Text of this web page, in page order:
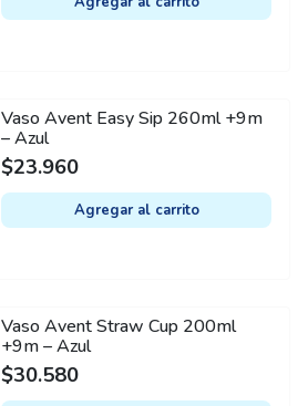
Vaso Avent Easy Sip 260ml +9m
– Azul
$23.960
Agregar al carrito
Vaso Avent Straw Cup 200ml
+9m – Azul
$30.580